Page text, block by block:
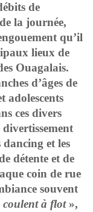
de
la journée,
qu’il
lieux de
Ouagalais.
d’âges de
adolescents
ces divers
divertissement
et les
détente et de
coin de rue
souvent
coulent à flot»,